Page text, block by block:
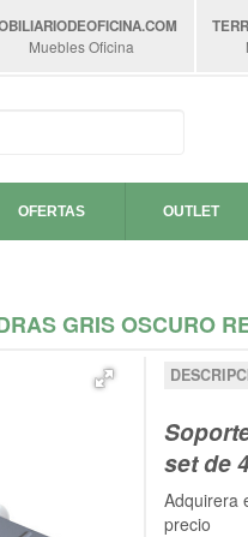
.COM
Muebles Oficina
OFERTAS OUTLET
GRIS OSCURO
set de
Adquirera
precio